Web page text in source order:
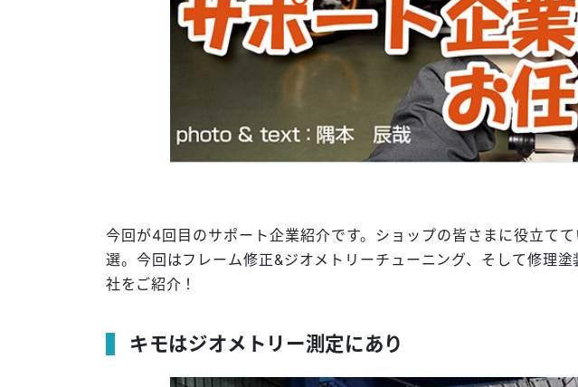
今回が4回目のサポート企業紹介です。ショップの皆さまに役立て
選。今回はフレーム修正&ジオメトリーチューニング、そして修理
社をご紹介！
キモはジオメトリー測定にあり